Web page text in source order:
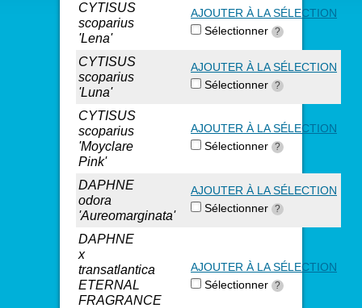
CYTISUS
scoparius
'Lena'
AJOUTER À LA SÉLECTION
Sélectionner ?
CYTISUS
scoparius
'Luna'
AJOUTER À LA SÉLECTION
Sélectionner ?
CYTISUS
scoparius
'Moyclare
Pink'
AJOUTER À LA SÉLECTION
Sélectionner ?
DAPHNE
odora
'Aureomarginata'
AJOUTER À LA SÉLECTION
Sélectionner ?
DAPHNE
x
transatlantica
ETERNAL
FRAGRANCE
AJOUTER À LA SÉLECTION
Sélectionner ?